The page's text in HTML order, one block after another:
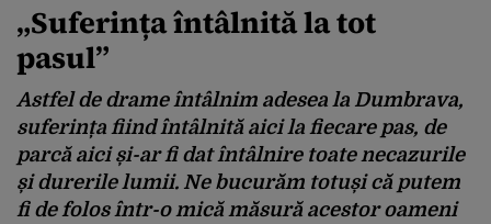
„Suferința întâlnită la tot
pasul”
Astfel de drame întâlnim adesea la Dumbrava,
suferința fiind întâlnită aici la fiecare pas, de
parcă aici și-ar fi dat întâlnire toate necazurile
și durerile lumii. Ne bucurăm totuși că putem
fi de folos într-o mică măsură acestor oameni